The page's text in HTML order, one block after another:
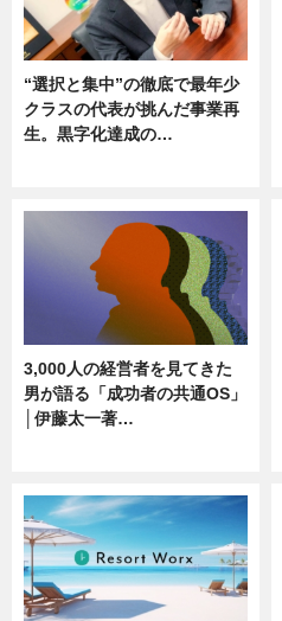
“選択と集中”の徹底で最年少
クラスの代表が挑んだ事業再
生。黒字化達成の…
3,000人の経営者を見てきた
男が語る「成功者の共通OS」
│伊藤太一著…